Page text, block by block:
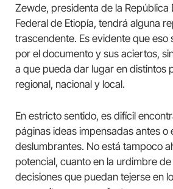
Zewde, presidenta de la República
Federal de Etiopía, tendrá alguna
trascendente. Es evidente que eso
por el documento y sus aciertos,
a que pueda dar lugar en distintos
regional, nacional y local.
En estricto sentido, es difícil
páginas ideas impensadas antes o
deslumbrantes. No está tampoco
potencial, cuanto en la urdimbre
decisiones que puedan tejerse en